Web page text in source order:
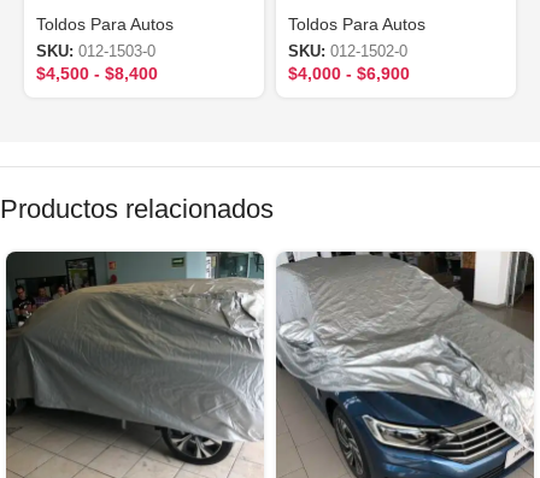
Toldos Para Autos
SKU: 012-1503-0
$4,500 - $8,400
Toldos Para Autos
SKU: 012-1502-0
$4,000 - $6,900
Productos relacionados